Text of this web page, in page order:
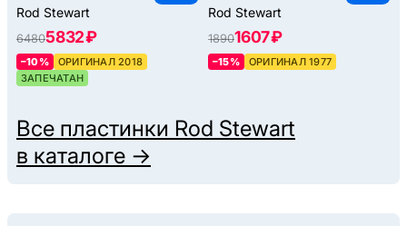
Rod Stewart
64805832 ₽
–10%
ОРИГИНАЛ 2018
ЗАПЕЧАТАН
Rod Stewart
18901607 ₽
–15% ОРИГИНАЛ 1977
Все пластинки Rod Stewart
в каталоге →